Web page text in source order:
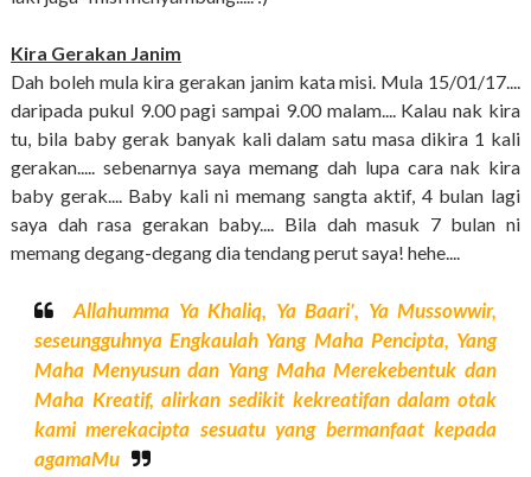
Kira Gerakan Janim
Dah boleh mula kira gerakan janim kata misi. Mula 15/01/17....
daripada pukul 9.00 pagi sampai 9.00 malam.... Kalau nak kira
tu, bila baby gerak banyak kali dalam satu masa dikira 1 kali
gerakan..... sebenarnya saya memang dah lupa cara nak kira
baby gerak.... Baby kali ni memang sangta aktif, 4 bulan lagi
saya dah rasa gerakan baby.... Bila dah masuk 7 bulan ni
memang degang-degang dia tendang perut saya! hehe....
Allahumma Ya Khaliq, Ya Baari', Ya Mussowwir,
seseungguhnya Engkaulah Yang Maha Pencipta, Yang
Maha Menyusun dan Yang Maha Merekebentuk dan
Maha Kreatif, alirkan sedikit kekreatifan dalam otak
kami merekacipta sesuatu yang bermanfaat kepada
agamaMu